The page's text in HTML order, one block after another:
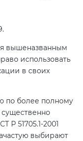
вышеназванным
использовать
в своих
по более полному
существенно
Р 51705.1-2001
выбирают